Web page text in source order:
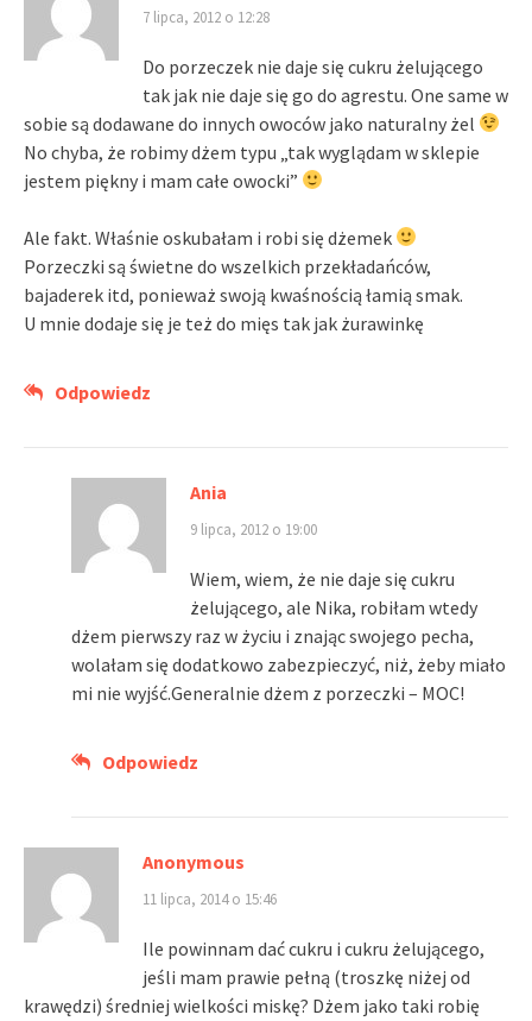
7 lipca, 2012 o 12:28
Do porzeczek nie daje się cukru żelującego
tak jak nie daje się go do agrestu. One same w
sobie są dodawane do innych owoców jako naturalny żel
No chyba, że robimy dżem typu „tak wyglądam w sklepie
jestem piękny i mam całe owocki”
Ale fakt. Właśnie oskubałam i robi się dżemek
Porzeczki są świetne do wszelkich przekładańców,
bajaderek itd, ponieważ swoją kwaśnością łamią smak.
U mnie dodaje się je też do mięs tak jak żurawinkę
Odpowiedz
Ania
9 lipca, 2012 o 19:00
Wiem, wiem, że nie daje się cukru
żelującego, ale Nika, robiłam wtedy
dżem pierwszy raz w życiu i znając swojego pecha,
wolałam się dodatkowo zabezpieczyć, niż, żeby miało
mi nie wyjść.Generalnie dżem z porzeczki – MOC!
Odpowiedz
Anonymous
11 lipca, 2014 o 15:46
Ile powinnam dać cukru i cukru żelującego,
jeśli mam prawie pełną (troszkę niżej od
krawędzi) średniej wielkości miskę? Dżem jako taki robię